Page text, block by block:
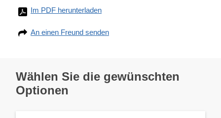
Im PDF herunterladen
An einen Freund senden
Wählen Sie die gewünschten
Optionen